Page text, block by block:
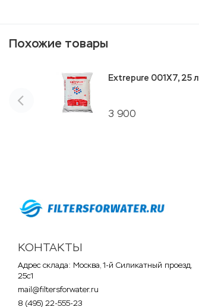
Похожие товары
3 900
Extrepure 001X7, 25 л
КОНТАКТЫ
Адрес склада: Москва, 1-й Силикатный проезд,
25с1
mail@filtersforwater.ru
8 (495) 22-555-23